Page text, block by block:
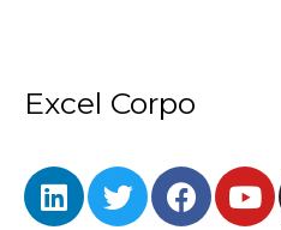
Excel Corpo
L
i
T
w
F
a
Y
o